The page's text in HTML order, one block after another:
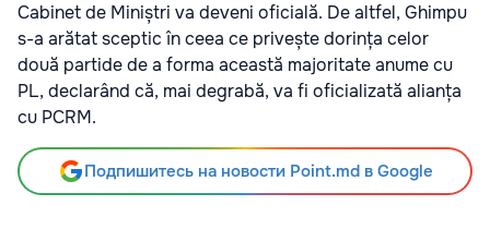
Cabinet de Miniștri va deveni oficială. De altfel, Ghimpu
s-a arătat sceptic în ceea ce privește dorința celor
două partide de a forma această majoritate anume cu
PL, declarând că, mai degrabă, va fi oficializată alianța
cu PCRM.
Подпишитесь на новости Point.md в Google